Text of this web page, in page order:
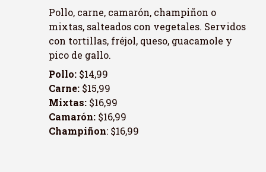
Pollo, carne, camarón, champiñon o
mixtas, salteados con vegetales. Servidos
con tortillas, fréjol, queso, guacamole y
pico de gallo.
Pollo: $14,99
Carne: $15,99
Mixtas: $16,99
Camarón: $16,99
Champiñon: $16,99